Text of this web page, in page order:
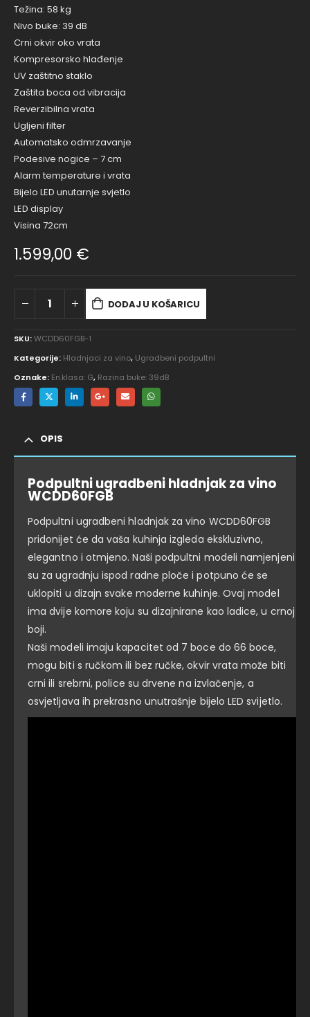
Težina: 58 kg
Nivo buke: 39 dB
Crni okvir oko vrata
Kompresorsko hlađenje
UV zaštitno staklo
Zaštita boca od vibracija
Reverzibilna vrata
Ugljeni filter
Automatsko odmrzavanje
Podesive nogice – 7 cm
Alarm temperature i vrata
Bijelo LED unutarnje svjetlo
LED display
Visina 72cm
1.599,00 €
DODAJ U KOŠARICU
SKU:WCDD60FGB-1
Kategorije: Hladnjaci za vino, Ugradbeni podpultni
Oznake: En.klasa: G, Razina buke: 39dB
OPIS
Podpultni ugradbeni hladnjak za vino
WCDD60FGB
Podpultni ugradbeni hladnjak za vino WCDD60FGB
pridonijet će da vaša kuhinja izgleda ekskluzivno,
elegantno i otmjeno. Naši podpultni modeli namjenjeni
su za ugradnju ispod radne ploče i potpuno će se
uklopiti u dizajn svake moderne kuhinje. Ovaj model
ima dvije komore koju su dizajnirane kao ladice, u crnoj
boji.
Naši modeli imaju kapacitet od 7 boce do 66 boce,
mogu biti s ručkom ili bez ručke, okvir vrata može biti
crni ili srebrni, police su drvene na izvlačenje, a
osvjetljava ih prekrasno unutrašnje bijelo LED svijetlo.